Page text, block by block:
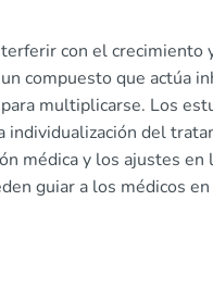
con el crecimiento
compuesto que actúa
multiplicarse. Los
del
médica y los ajustes en
guiar a los médicos en